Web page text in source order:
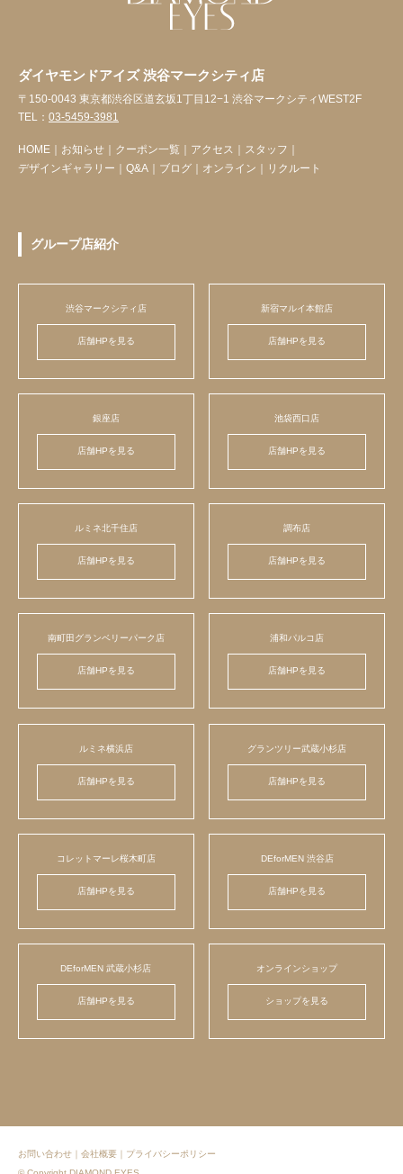
ダイヤモンドアイズ 渋谷マークシティ店
〒150-0043 東京都渋谷区道玄坂1丁目12−1 渋谷マークシティWEST2F
TEL： 03-5459-3981
HOME ｜ お知らせ ｜ クーポン一覧 ｜ アクセス ｜ スタッフ ｜
デザインギャラリー ｜ Q&A ｜ ブログ ｜ オンライン ｜ リクルート
グループ店紹介
渋谷マークシティ店
店舗HPを見る
新宿マルイ本館店
店舗HPを見る
銀座店
店舗HPを見る
池袋西口店
店舗HPを見る
ルミネ北千住店
店舗HPを見る
調布店
店舗HPを見る
南町田グランベリーパーク店
店舗HPを見る
浦和パルコ店
店舗HPを見る
ルミネ横浜店
店舗HPを見る
グランツリー武蔵小杉店
店舗HPを見る
コレットマーレ桜木町店
店舗HPを見る
DEforMEN 渋谷店
店舗HPを見る
DEforMEN 武蔵小杉店
店舗HPを見る
オンラインショップ
ショップを見る
お問い合わせ 会社概要
プライバシーポリシー